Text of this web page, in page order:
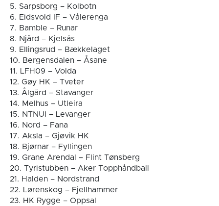
5. Sarpsborg – Kolbotn
6. Eidsvold IF – Vålerenga
7. Bamble – Runar
8. Njård – Kjelsås
9. Ellingsrud – Bækkelaget
10. Bergensdalen – Åsane
11. LFH09 – Volda
12. Gøy HK – Tveter
13. Ålgård – Stavanger
14. Melhus – Utleira
15. NTNUI – Levanger
16. Nord – Fana
17. Aksla – Gjøvik HK
18. Bjørnar – Fyllingen
19. Grane Arendal – Flint Tønsberg
20. Tyristubben – Aker Topphåndball
21. Halden – Nordstrand
22. Lørenskog – Fjellhammer
23. HK Rygge – Oppsal